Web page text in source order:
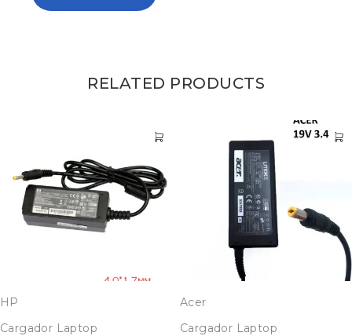
RELATED PRODUCTS
HP
Cargador Laptop
Acer
Cargador Laptop